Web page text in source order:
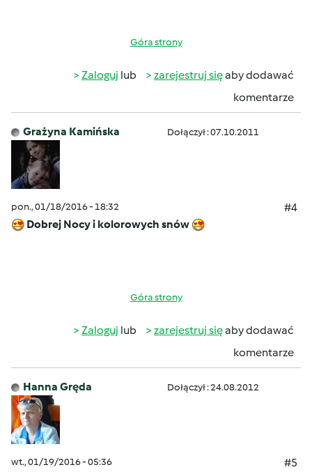
Góra strony
Zaloguj lub zarejestruj sięaby dodawać
komentarze
Grażyna Kamińska Dołączył : 07.10.2011
pon., 01/18/2016 - 18:32
#4
Dobrej Nocy i kolorowych snów
Góra strony
Zaloguj lub zarejestruj sięaby dodawać
komentarze
Hanna Gręda Dołączył : 24.08.2012
wt., 01/19/2016 - 05:36
#5